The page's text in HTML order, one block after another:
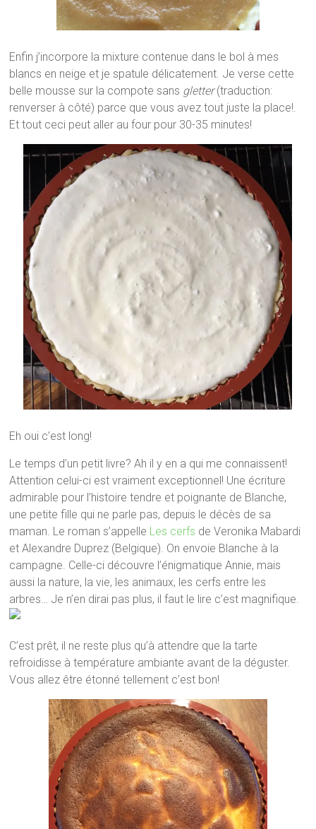
Enfin j’incorpore la mixture contenue dans le bol à mes
blancs en neige et je spatule délicatement. Je verse cette
belle mousse sur la compote sans gletter(traduction:
renverser à côté) parce que vous avez tout juste la place!.
Et tout ceci peut aller au four pour 30-35 minutes!
Eh oui c’est long!
Le temps d’un petit livre? Ah il y en a qui me connaissent!
Attention celui-ci est vraiment exceptionnel! Une écriture
admirable pour l’histoire tendre et poignante de Blanche,
une petite fille qui ne parle pas, depuis le décès de sa
maman. Le roman s’appelle Les cerfs de Veronika Mabardi
et Alexandre Duprez (Belgique). On envoie Blanche à la
campagne. Celle-ci découvre l’énigmatique Annie, mais
aussi la nature, la vie, les animaux, les cerfs entre les
arbres… Je n’en dirai pas plus, il faut le lire c’est magnifique.
C’est prêt, il ne reste plus qu’à attendre que la tarte
refroidisse à température ambiante avant de la déguster.
Vous allez être étonné tellement c’est bon!